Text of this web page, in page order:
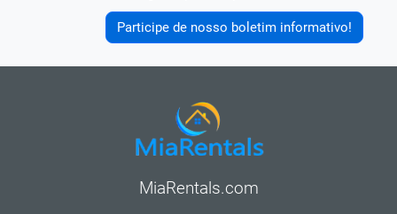
Participe de nosso boletim informativo!
MiaRentals.com